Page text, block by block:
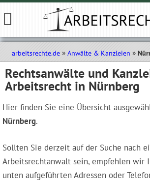
arbeitsrechte.de Anwälte & Kanzleien
Rechtsanwälte und
Arbeitsrecht in Nürnberg
Hier finden Sie eine Übersicht
Nürnberg.
Sollten Sie derzeit auf der Suche nach
Arbeitsrechtanwalt sein, empfehlen wir
unten aufgeführten Adressen oder